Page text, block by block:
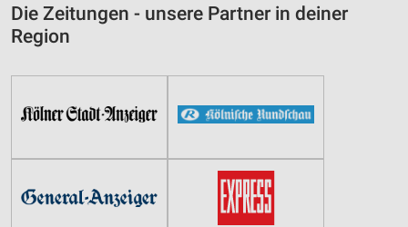
Die Zeitungen - unsere Partner in deiner
Region
Performance
Funktional